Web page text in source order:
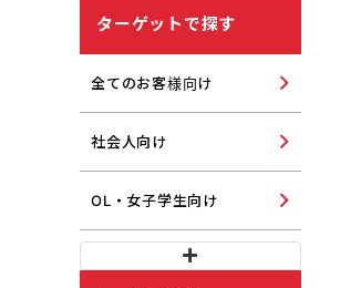
ターゲットで探す
全てのお客様向け
社会人向け
OL・女子学生向け